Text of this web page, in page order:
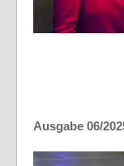
Ausgabe 06/